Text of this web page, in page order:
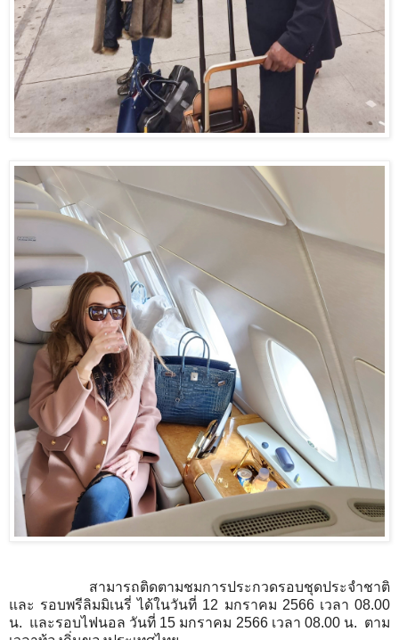
สามารถติดตามชมการประกวดรอบชุดประจำชาติ
และ รอบพรีลิมมิเนรี่ ได้ในวันที่ 12 มกราคม 2566 เวลา 08.00
น. และรอบไฟนอล วันที่ 15 มกราคม 2566 เวลา 08.00 น. ตาม